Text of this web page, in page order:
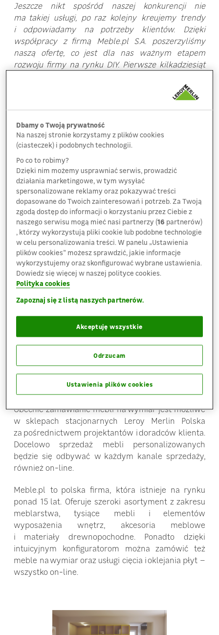
Jeszcze nikt spośród naszej konkurencji nie
ma takiej usługi, po raz kolejny kreujemy trendy
i odpowiadamy na potrzeby klientów. Dzięki
współpracy z firmą Meble.pl S.A. poszerzyliśmy
naszą ofertę, co jest dla nas ważnym etapem
rozwoju firmy na rynku DIY. Pierwsze kilkadziesiąt
– powiedział Krzysztof
Kordulewski, dyrektor generalny Leroy Merlin
Polska.
–Jesteśmy podekscytowani z rozpoczęcia
współpracy z Leroy Merlin. Meble.pl S.A. dzięki
zaawansowanym konfiguratorom oraz
zautomatyzowanemu procesowi produkcji, gotowe
są dostarczać klientom Leroy Merlin innowacyjne
rozwiązania do ich wnętrz już w 7 dni! Wspólnie
tworzymy nowe standardy w projektowaniu
i urządzaniu wnętrz, aby spełnić oczekiwania
najbardziej wymagających klientów.– powiedział
Jarosław Czarnik, prezes zarządu Meble.pl
W ramach współpracy z firmą Meble.pl w sklepach
Leroy Merlin Polska klienci mają do wyboru:
łazienkowych, takich jak m.in. komody, szafki
i regały,
ponad 200 dekorów meblowych,
mebli z dokładnością do 1 cm, a także zmiany
uchwytów, nóżek, liczby i rozmieszczenia półek,
szuflad, koloru korpusu i frontu, typu podstawy,
systemu otwierania.
Obecnie zamawianie mebli na wymiar jest możliwe
w sklepach stacjonarnych Leroy Merlin Polska
za pośrednictwem projektantów i doradców klienta.
Docelowo sprzedaż mebli personalizowanych
będzie się odbywać w każdym kanale sprzedaży,
również on-line.
Meble.pl to polska firma, która istnieje na rynku
ponad 15 lat. Oferuje szeroki asortyment z zakresu
meblarstwa, tysiące mebli i elementów
wyposażenia wnętrz, akcesoria meblowe
i materiały drewnopochodne. Ponadto dzięki
intuicyjnym konfiguratorom można zamówić też
meble na wymiar oraz usługi cięcia i oklejania płyt –
wszystko on-line.
Dbamy o Twoją prywatność
Na naszej stronie korzystamy z plików cookies
(ciasteczek) i podobnych technologii.
Po co to robimy?
Dzięki nim możemy usprawniać serwis, prowadzić
działania marketingowe, w tym wysyłać
spersonalizowane reklamy oraz pokazywać treści
dopasowane do Twoich zainteresowań i potrzeb. Za Twoją
zgodą dostęp do informacji o korzystaniu przez Ciebie z
naszego serwisu mogą mieć nasi partnerzy (16 partnerów)
, którzy wykorzystują pliki cookie lub podobne technologie
w celu personalizowania treści. W panelu „Ustawienia
plików cookies” możesz sprawdzić, jakie informacje
wykorzystujemy oraz skonfigurować wybrane ustawienia.
Dowiedz się więcej w naszej polityce cookies.
Polityka cookies
Zapoznaj się z listą naszych partnerów.
Ustawienia plików cookies
Odrzucam
Akceptuję wszystkie